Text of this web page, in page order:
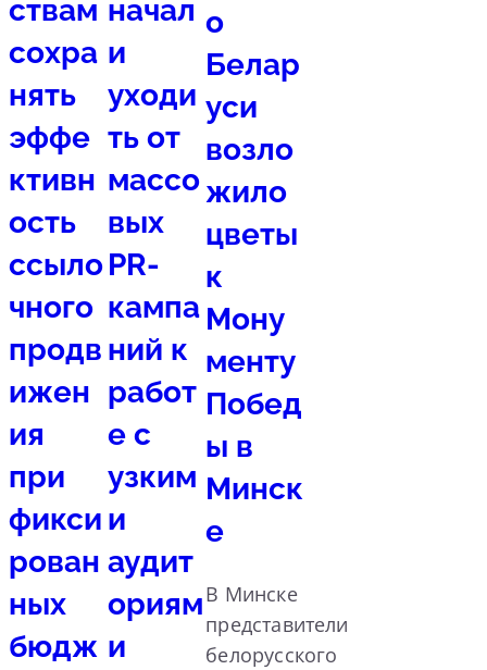
ствам
сохра
нять
эффе
ктивн
ость
ссыло
чного
продв
ижен
ия
при
фикси
рован
ных
бюдж
начал
и
уходи
ть от
массо
вых
PR-
кампа
ний к
работ
е с
узким
и
аудит
ориям
и
о
Белар
уси
возло
жило
цветы
к
Мону
менту
Побед
ы в
Минск
е
В Минске
представители
белорусского